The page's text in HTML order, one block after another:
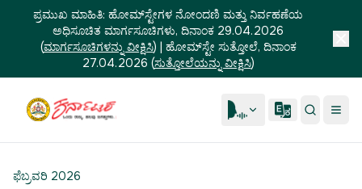
ಪ್ರಮುಖ ಮಾಹಿತಿ: ಹೋಮ್‌ಸ್ಟೇಗಳ ನೋಂದಣಿ ಮತ್ತು ನಿರ್ವಹಣೆಯ
ಅಧಿಸೂಚಿತ ಮಾರ್ಗಸೂಚಿಗಳು, ದಿನಾಂಕ 29.04.2026
(ಮಾರ್ಗಸೂಚಿಗಳನ್ನು ವೀಕ್ಷಿಸಿ) | ಹೋಮ್‌ಸ್ಟೇ ಸುತ್ತೋಲೆ, ದಿನಾಂಕ
27.04.2026 (ಸುತ್ತೋಲೆಯನ್ನು ವೀಕ್ಷಿಸಿ)
ಫೆಬ್ರವರಿ 2026